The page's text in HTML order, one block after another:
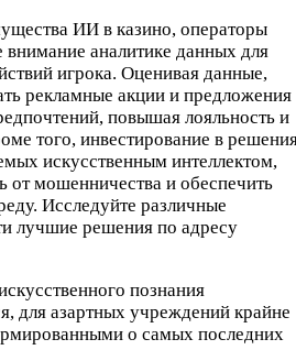
ИИ в казино, операторы
аналитике данных для
игрока. Оценивая данные,
рекламные акции и предложения
повышая лояльность и
того, инвестирование в
искусственным интеллектом,
от мошенничества и обеспечить
Исследуйте различные
лучшие решения по адресу
познания
для азартных учреждений крайне
о самых последних